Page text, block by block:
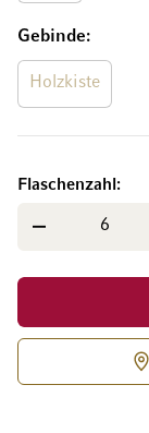
Gebinde
Holzkiste
Flaschenzahl